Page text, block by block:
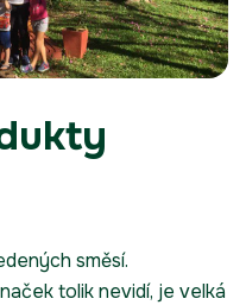
směsí.
tolik nevidí, je velká